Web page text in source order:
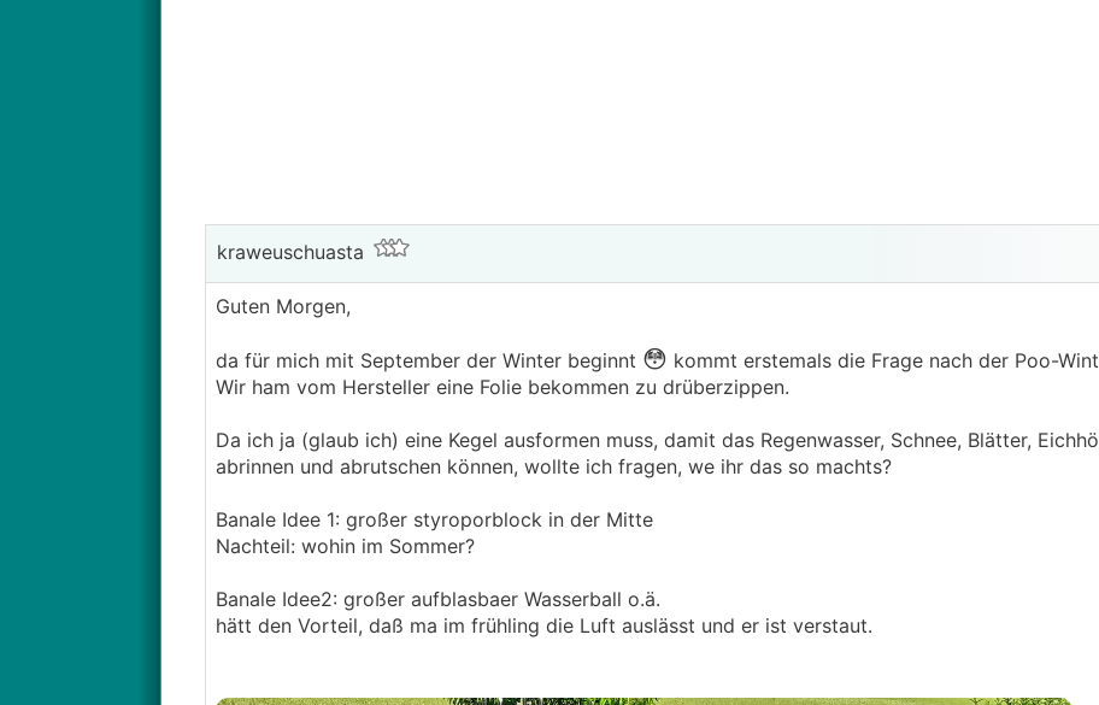
kraweuschuasta
Guten Morgen,
da für mich mit September der Winter beginnt 😳 kommt erstemals die Frage nach der Poo-
Wir ham vom Hersteller eine Folie bekommen zu drüberzippen.
Da ich ja (glaub ich) eine Kegel ausformen muss, damit das Regenwasser, Schnee, Blätter,
abrinnen und abrutschen können, wollte ich fragen, we ihr das so machts?
Banale Idee 1: großer styroporblock in der Mitte
Nachteil: wohin im Sommer?
Banale Idee2: großer aufblasbaer Wasserball o.ä.
hätt den Vorteil, daß ma im frühling die Luft auslässt und er ist verstaut.